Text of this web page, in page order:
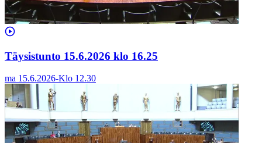
Täysistunto 15.6.2026 klo 16.25
ma 15.6.2026-Klo 12.30